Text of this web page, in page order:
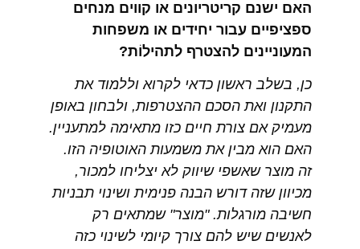
האם ישנם קריטריונים או קווים מנחים
ספציפיים עבור יחידים או משפחות
המעוניינים להצטרף לתהילוֹת?
כן, בשלב ראשון כדאי לקרוא וללמוד את
התקנון ואת הסכם ההצטרפות, ולבחון באופן
מעמיק אם צורת חיים כזו מתאימה למתעניין.
האם הוא מבין את משמעות האוטופיה הזו.
זה מוצר שאשפי שיווק לא יצליחו למכור,
מכיוון שזה דורש הבנה פנימית ושינוי תבניות
חשיבה מורגלות. "מוצר" שמתאים רק
לאנשים שיש להם צורך קיומי לשינוי כזה